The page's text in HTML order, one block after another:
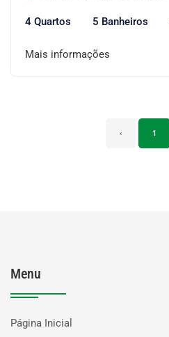
4 Quartos 5 Banheiros
Mais informações
‹ 1
Menu
Página Inicial